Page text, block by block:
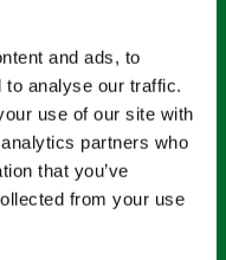
and ads, to
to analyse our traffic.
use of our site with
partners who
that you’ve
from your use